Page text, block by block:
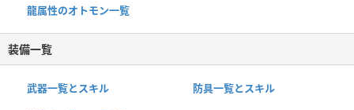
龍属性のオトモン一覧
装備一覧
武器一覧とスキル 防具一覧とスキル